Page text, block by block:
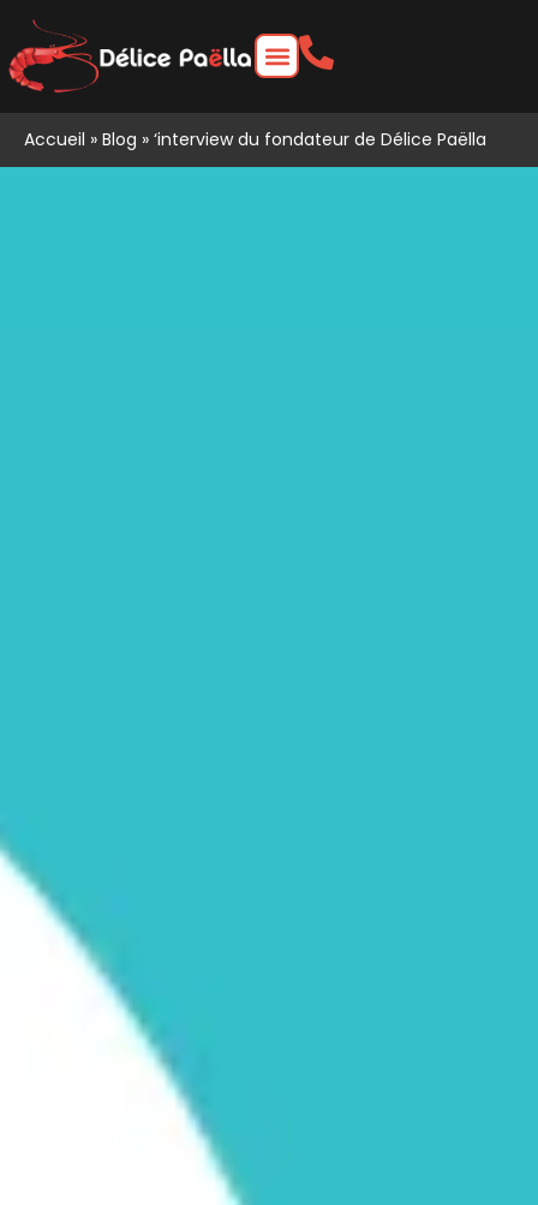
Accueil » Blog » ‘interview du fondateur de Délice Paëlla